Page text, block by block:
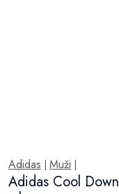
Adidas Muži
Adidas Cool